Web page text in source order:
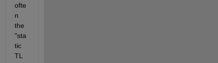
ofte
n
the
"sta
tic
TL